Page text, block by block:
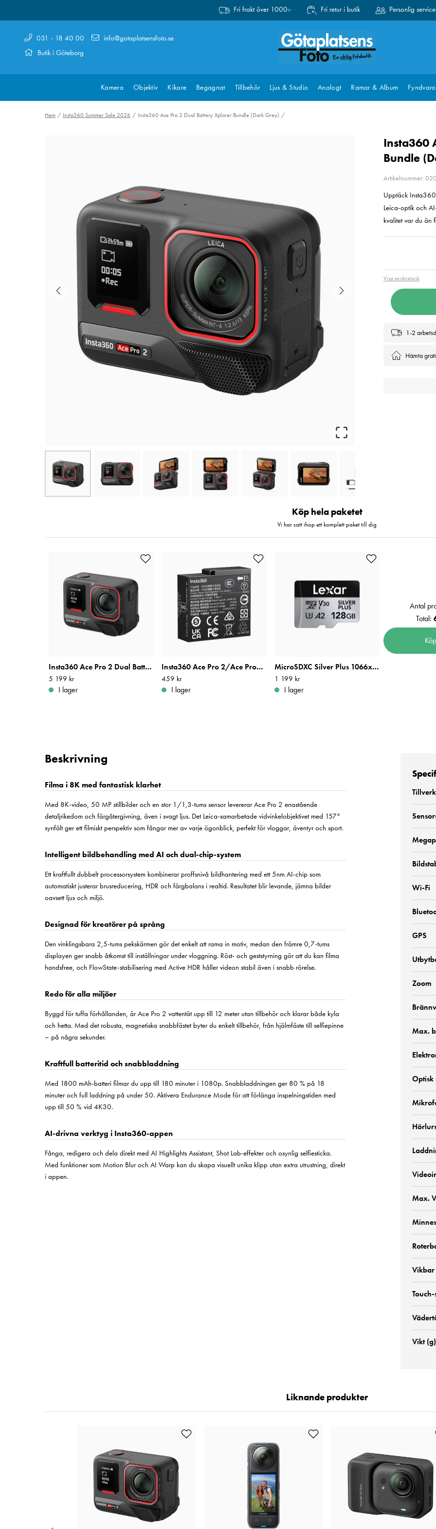
Fri frakt över 1000:- Fri retur i butik Personlig service
031 - 18 40 00
Butik i Göteborg
info@gotaplatsensfoto.se
Kamera Objektiv Kikare Begagnat Tillbehör Ljus & Studio Analogt Ramar & Album
Hem Insta360 Summer Sale 2026 Insta360 Ace Pro 2 Dual Battery Xplorer Bundle (Dark Grey)
Insta360
Bundle
Artikelnummer:
Upptäck
Leica-optik och
kvalitet var du än
Visa prishistorik
1-2
Hämta
Köp hela paketet
Vi har satt ihop ett komplett paket till dig
Insta360 Ace Pro 2 Dual Battery Xplorer Bundle (Dark Grey)
Pris:5 199 kr
5 199 kr
I lager
Insta360 Ace Pro 2/Ace Pro/Ace Battery
Pris: 459 kr
459 kr
I lager
MicroSDXC Silver Plus 1066x R205/W100 128GB
Pris:1 199 kr
1 199 kr
I lager
Antal
Total:
Beskrivning
Filma i 8K med fantastisk klarhet
Med 8K-video, 50 MP stillbilder och en stor 1/1,3-tums sensor levererar Ace Pro 2 enastående
detaljrikedom och färgåtergivning, även i svagt ljus. Det Leica-samarbetade vidvinkelobjektivet med 157°
synfält ger ett filmiskt perspektiv som fångar mer av varje ögonblick, perfekt för vloggar, äventyr och sport.
Intelligent bildbehandling med AI och dual-chip-system
Ett kraftfullt dubbelt processorsystem kombinerar proffsnivå bildhantering med ett 5nm AI-chip som
automatiskt justerar brusreducering, HDR och färgbalans i realtid. Resultatet blir levande, jämna bilder
oavsett ljus och miljö.
Designad för kreatörer på språng
Den vinklingsbara 2,5-tums pekskärmen gör det enkelt att rama in motiv, medan den främre 0,7-tums
displayen ger snabb åtkomst till inställningar under vloggning. Röst- och geststyrning gör att du kan filma
handsfree, och FlowState-stabilisering med Active HDR håller videon stabil även i snabb rörelse.
Redo för alla miljöer
Byggd för tuffa förhållanden, är Ace Pro 2 vattentät upp till 12 meter utan tillbehör och klarar både kyla
och hetta. Med det robusta, magnetiska snabbfästet byter du enkelt tillbehör, från hjälmfäste till selfiepinne
– på några sekunder.
Kraftfull batteritid och snabbladdning
Med 1800 mAh-batteri filmar du upp till 180 minuter i 1080p. Snabbladdningen ger 80 % på 18
minuter och full laddning på under 50. Aktivera Endurance Mode för att förlänga inspelningstiden med
upp till 50 % vid 4K30.
AI-drivna verktyg i Insta360-appen
Fånga, redigera och dela direkt med AI Highlights Assistant, Shot Lab-effekter och osynlig selfiesticka.
Med funktioner som Motion Blur och AI Warp kan du skapa visuellt unika klipp utan extra utrustning, direkt
i appen.
Wi-Fi
GPS
Zoom
Max.
Optisk
Max.
Vikbar
Vikt (g)
Liknande produkter